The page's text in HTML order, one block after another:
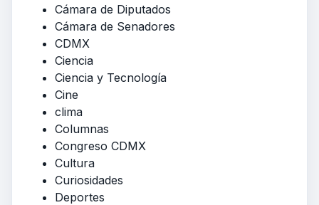
Cámara de Diputados
Cámara de Senadores
CDMX
Ciencia
Ciencia y Tecnología
Cine
clima
Columnas
Congreso CDMX
Cultura
Curiosidades
Deportes